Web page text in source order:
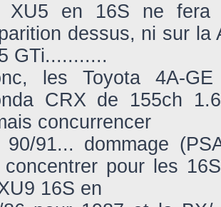
XU5 en 16S ne fera
dessus, ni sur la
GTi...........
les Toyota 4A-
CRX de 155ch
concurrencer
90/91... dommage
concentrer pour les
16S en